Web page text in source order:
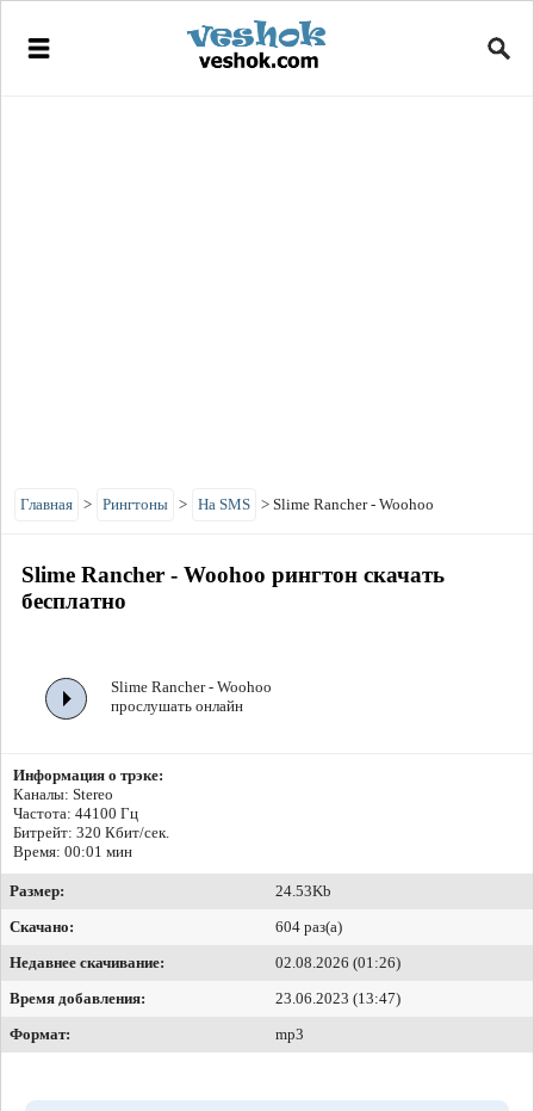
Главная > Рингтоны > На SMS > Slime Rancher - Woohoo
Slime Rancher - Woohoo рингтон скачать
бесплатно
Slime Rancher - Woohoo
прослушать онлайн
Информация о трэке:
Каналы: Stereo
Частота: 44100 Гц
Битрейт: 320 Кбит/сек.
Время: 00:01 мин
Размер:
24.53Kb
Скачано:
604 раз(а)
Недавнее скачивание:
02.08.2026 (01:26)
Время добавления:
23.06.2023 (13:47)
Формат:
mp3